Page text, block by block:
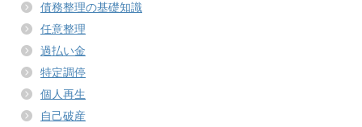
債務整理の基礎知識
任意整理
過払い金
特定調停
個人再生
自己破産